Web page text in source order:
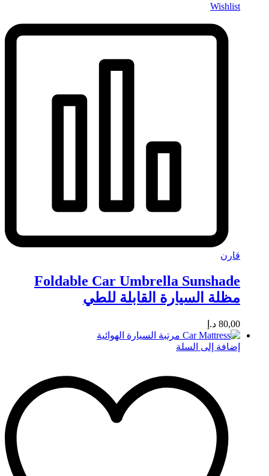
Wishlist
قارن
Foldable Car Umbrella Sunshade
مظلة السيارة القابلة للطي
80,00 د.إ
إضافة إلى السلة